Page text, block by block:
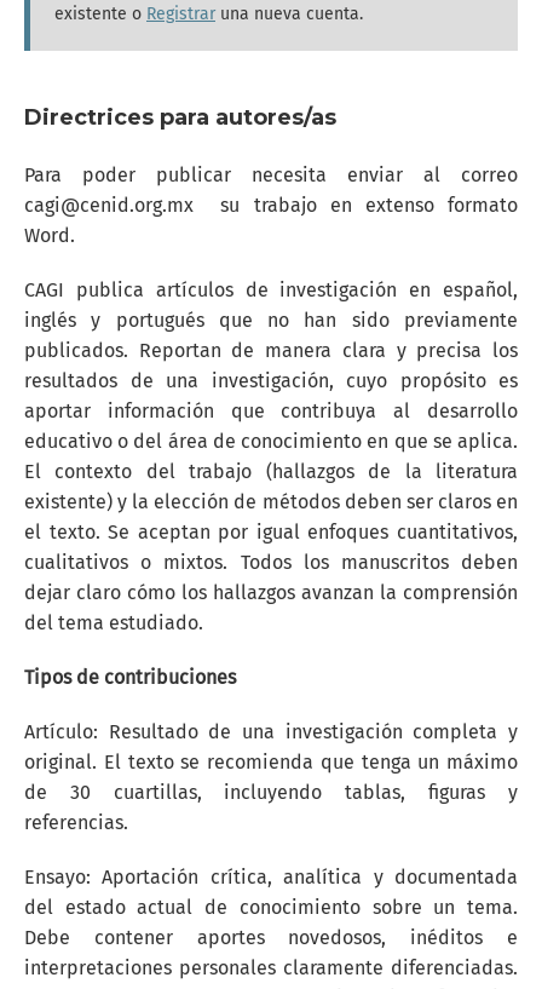
existente o Registrar una nueva cuenta.
Directrices para autores/as
Para poder publicar necesita enviar al correo
cagi@cenid.org.mx su trabajo en extenso formato
Word.
CAGI publica artículos de investigación en español,
inglés y portugués que no han sido previamente
publicados. Reportan de manera clara y precisa los
resultados de una investigación, cuyo propósito es
aportar información que contribuya al desarrollo
educativo o del área de conocimiento en que se aplica.
El contexto del trabajo (hallazgos de la literatura
existente) y la elección de métodos deben ser claros en
el texto. Se aceptan por igual enfoques cuantitativos,
cualitativos o mixtos. Todos los manuscritos deben
dejar claro cómo los hallazgos avanzan la comprensión
del tema estudiado.
Tipos de contribuciones
Artículo: Resultado de una investigación completa y
original. El texto se recomienda que tenga un máximo
de 30 cuartillas, incluyendo tablas, figuras y
referencias.
Ensayo: Aportación crítica, analítica y documentada
del estado actual de conocimiento sobre un tema.
Debe contener aportes novedosos, inéditos e
interpretaciones personales claramente diferenciadas.